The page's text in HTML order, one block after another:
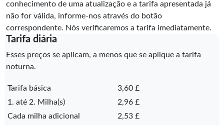
conhecimento de uma atualização e a tarifa apresentada já
não for válida, informe-nos através do botão
correspondente. Nós verificaremos a tarifa imediatamente.
Tarifa diária
Esses preços se aplicam, a menos que se aplique a tarifa
noturna.
Tarifa básica
3,60 £
1. até 2. Milha(s)
2,96 £
Cada milha adicional
2,53 £